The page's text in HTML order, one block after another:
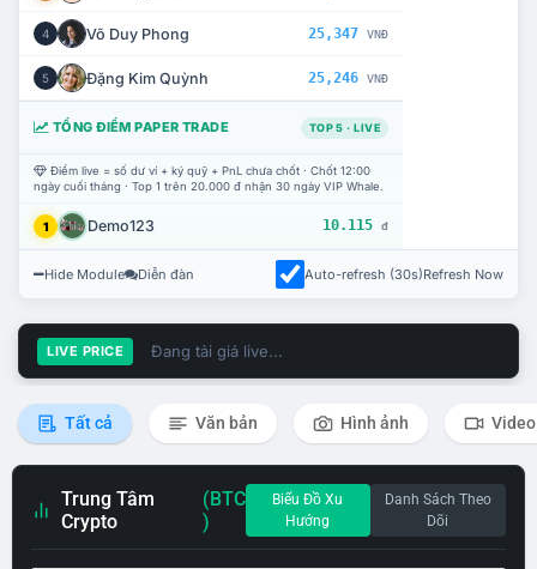
4 Võ Duy Phong 25,347 VNĐ
5 Đặng Kim Quỳnh 25,246 VNĐ
TỔNG ĐIỂM PAPER TRADE TOP 5 · LIVE
Điểm live = số dư ví + ký quỹ + PnL chưa chốt · Chốt 12:00
ngày cuối tháng · Top 1 trên 20.000 đ nhận 30 ngày VIP Whale.
1 Demo123 10.115 đ
Hide Module Diễn đàn Auto-refresh (30s)Refresh Now
LIVE PRICE Đang tải giá live...
Tất cả Văn bản Hình ảnh Video
Trung Tâm
Crypto
(BTC
)
Biểu Đồ Xu
Hướng
Danh Sách Theo
Dõi